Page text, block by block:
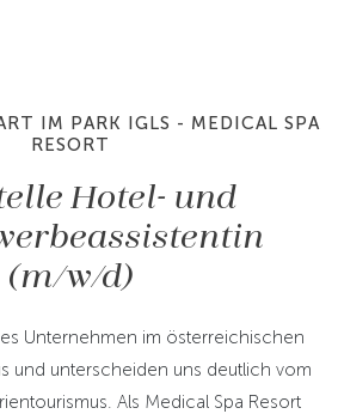
IM PARK IGLS - MEDICAL SPA
RESORT
Hotel- und
(m/w/d)
Unternehmen im österreichischen
und unterscheiden uns deutlich vom
Als Medical Spa Resort